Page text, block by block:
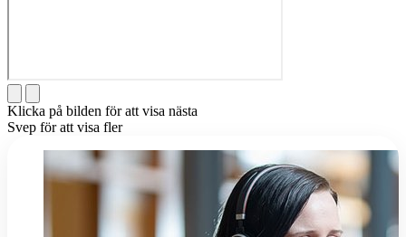
Klicka på bilden för att visa nästa
Svep för att visa fler